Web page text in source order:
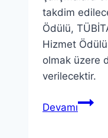
takdim
Ödülü,
Hizmet
olmak üzere
verilecektir.
Devamı